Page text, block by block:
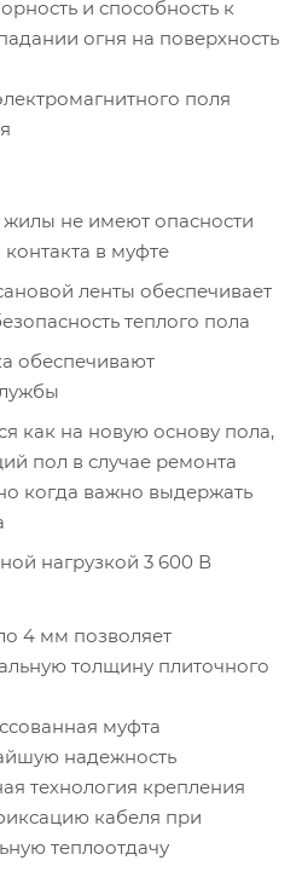
и способность к
огня на поверхность
поля
не имеют опасности
в муфте
ленты обеспечивает
теплого пола
обеспечивают
как на новую основу пола,
пол в случае ремонта
когда важно выдержать
нагрузкой 3 600 В
4 мм позволяет
толщину плиточного
муфта
надежность
технология крепления
кабеля при
теплоотдачу